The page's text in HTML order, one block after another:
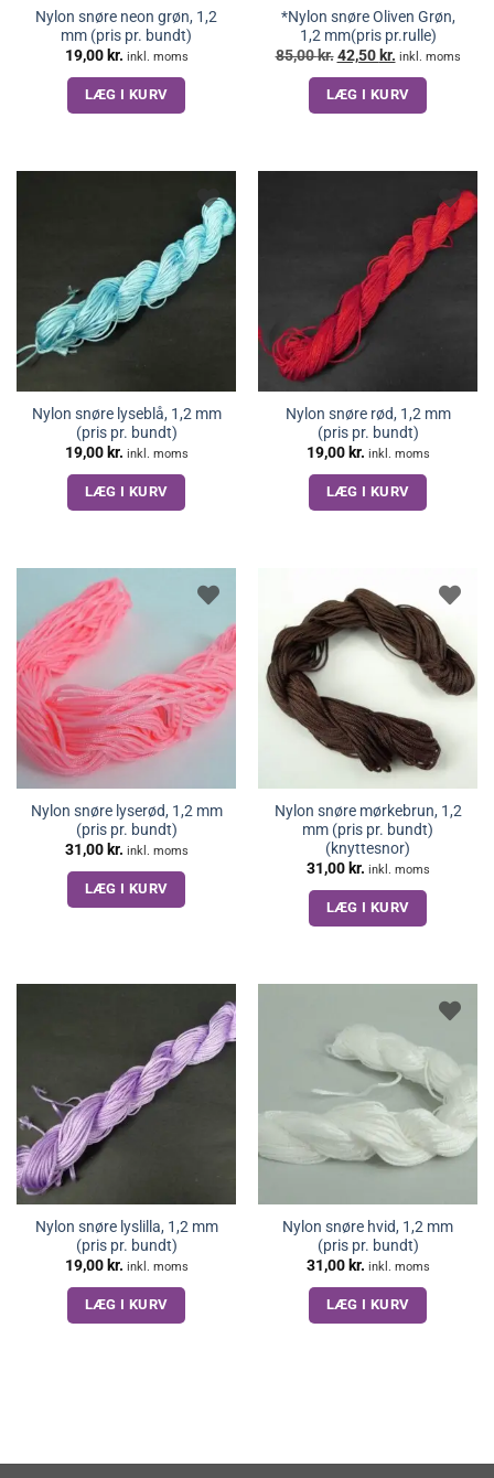
Nylon snøre neon grøn, 1,2
mm (pris pr. bundt)
19,00 kr. inkl. moms
LÆG I KURV
*Nylon snøre Oliven Grøn,
1,2 mm(pris pr.rulle)
85,00kr. Den
oprindelige
pris
var:
85,00 kr..
42,50 kr. Den
aktuelle
pris
er:
42,50 kr..
inkl. moms
LÆG I KURV
Nylon snøre lyseblå, 1,2 mm
(pris pr. bundt)
19,00 kr. inkl. moms
LÆG I KURV
Nylon snøre rød, 1,2 mm
(pris pr. bundt)
19,00 kr. inkl. moms
LÆG I KURV
Nylon snøre lyserød, 1,2 mm
(pris pr. bundt)
31,00 kr. inkl. moms
LÆG I KURV
Nylon snøre mørkebrun, 1,2
mm (pris pr. bundt)
(knyttesnor)
31,00 kr. inkl. moms
LÆG I KURV
Nylon snøre lyslilla, 1,2 mm
(pris pr. bundt)
19,00 kr. inkl. moms
LÆG I KURV
Nylon snøre hvid, 1,2 mm
(pris pr. bundt)
31,00 kr. inkl. moms
LÆG I KURV